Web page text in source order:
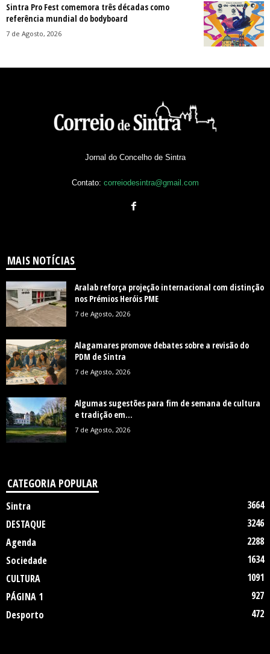
Sintra Pro Fest comemora três décadas como
referência mundial do bodyboard
7 de Agosto, 2026
Jornal do Concelho de Sintra
Contato: correiodesintra@gmail.com
MAIS NOTÍCIAS
Aralab reforça projeção internacional com distinção
nos Prémios Heróis PME
7 de Agosto, 2026
Alagamares promove debates sobre a revisão do
PDM de Sintra
7 de Agosto, 2026
Algumas sugestões para fim de semana de cultura
e tradição em...
7 de Agosto, 2026
CATEGORIA POPULAR
Sintra
3664
DESTAQUE
3246
Agenda
2288
Sociedade
1634
CULTURA
1091
PÁGINA 1
927
Desporto
472